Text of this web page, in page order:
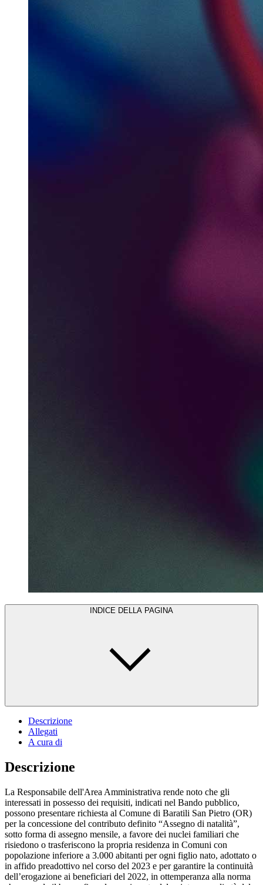
INDICE DELLA PAGINA
Descrizione
Allegati
A cura di
Descrizione
La Responsabile dell'Area Amministrativa rende noto che gli
interessati in possesso dei requisiti, indicati nel Bando pubblico,
possono presentare richiesta al Comune di Baratili San Pietro (OR)
per la concessione del contributo definito “Assegno di natalità”,
sotto forma di assegno mensile, a favore dei nuclei familiari che
risiedono o trasferiscono la propria residenza in Comuni con
popolazione inferiore a 3.000 abitanti per ogni figlio nato, adottato o
in affido preadottivo nel corso del 2023 e per garantire la continuità
dell’erogazione ai beneficiari del 2022, in ottemperanza alla norma